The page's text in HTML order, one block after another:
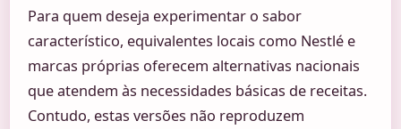
Para quem deseja experimentar o sabor
característico, equivalentes locais como Nestlé e
marcas próprias oferecem alternativas nacionais
que atendem às necessidades básicas de receitas.
Contudo, estas versões não reproduzem